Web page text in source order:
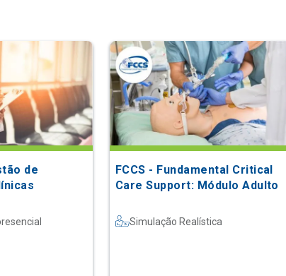
de
FCCS - Fundamental Critical
Care Support: Módulo Adulto
Simulação Realística